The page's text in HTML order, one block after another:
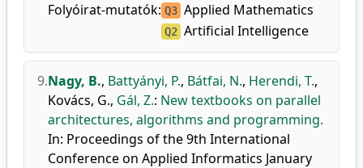
Folyóirat-mutatók: Q3 Applied Mathematics
Q2 Artificial Intelligence
9.Nagy, B., Battyányi, P., Bátfai, N., Herendi, T.,
Kovács, G., Gál, Z.: New textbooks on parallel
architectures, algorithms and programming.
In: Proceedings of the 9th International
Conference on Applied Informatics January